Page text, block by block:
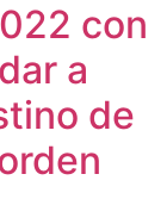
con
a
de